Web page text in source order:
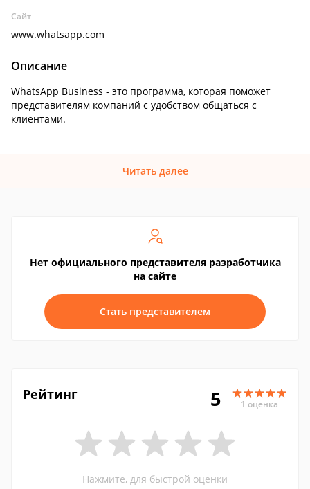
Сайт
www.whatsapp.com
Описание
WhatsApp Business - это программа, которая поможет
представителям компаний с удобством общаться с
клиентами.
Читать далее
Нет официального представителя разработчика
на сайте
Стать представителем
Рейтинг 5 1 оценка
Нажмите, для быстрой оценки